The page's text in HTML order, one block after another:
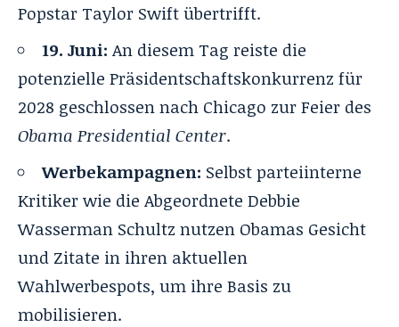
Popstar Taylor Swift übertrifft.
19. Juni: An diesem Tag reiste die
potenzielle Präsidentschaftskonkurrenz für
2028 geschlossen nach Chicago zur Feier des
Obama Presidential Center.
Werbekampagnen: Selbst parteiinterne
Kritiker wie die Abgeordnete Debbie
Wasserman Schultz nutzen Obamas Gesicht
und Zitate in ihren aktuellen
Wahlwerbespots, um ihre Basis zu
mobilisieren.